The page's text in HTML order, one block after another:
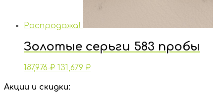
Распродажа!
Золотые серьги 583 пробы
187,976₽ 131,679 ₽
Акции и скидки: